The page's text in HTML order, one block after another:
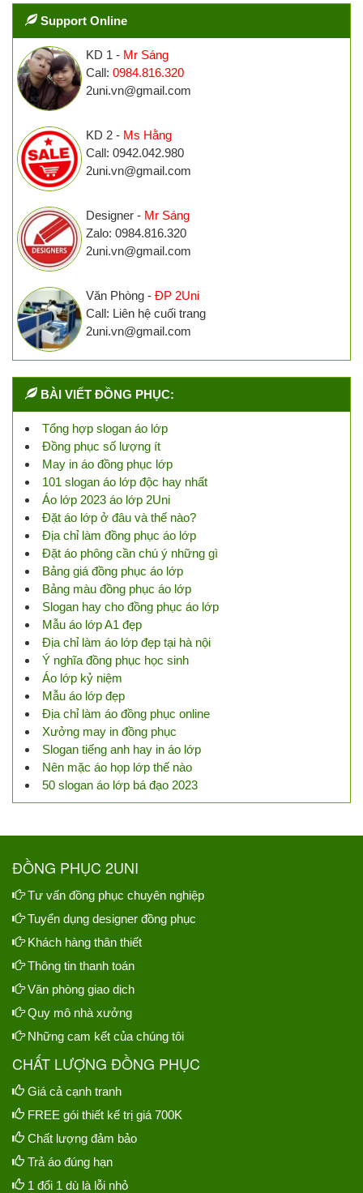
Support Online
KD 1 - Mr Sáng
Call: 0984.816.320
2uni.vn@gmail.com
KD 2 - Ms Hằng
Call: 0942.042.980
2uni.vn@gmail.com
Designer - Mr Sáng
Zalo: 0984.816.320
2uni.vn@gmail.com
Văn Phòng - ĐP 2Uni
Call: Liên hệ cuối trang
2uni.vn@gmail.com
BÀI VIẾT ĐỒNG PHỤC:
Tổng hợp slogan áo lớp
Đồng phục số lượng ít
May in áo đồng phục lớp
101 slogan áo lớp độc hay nhất
Áo lớp 2023 áo lớp 2Uni
Đặt áo lớp ở đâu và thế nào?
Địa chỉ làm đồng phục áo lớp
Đặt áo phông cần chú ý những gì
Bảng giá đồng phục áo lớp
Bảng màu đồng phục áo lớp
Slogan hay cho đồng phục áo lớp
Mẫu áo lớp A1 đẹp
Địa chỉ làm áo lớp đẹp tại hà nội
Ý nghĩa đồng phục học sinh
Áo lớp kỷ niệm
Mẫu áo lớp đẹp
Địa chỉ làm áo đồng phục online
Xưởng may in đồng phục
Slogan tiếng anh hay in áo lớp
Nên mặc áo họp lớp thế nào
50 slogan áo lớp bá đạo 2023
ĐỒNG PHỤC 2UNI
Tư vấn đồng phục chuyên nghiệp
Tuyển dụng designer đồng phục
Khách hàng thân thiết
Thông tin thanh toán
Văn phòng giao dịch
Quy mô nhà xưởng
Những cam kết của chúng tôi
CHẤT LƯỢNG ĐỒNG PHỤC
Giá cả cạnh tranh
FREE gói thiết kế trị giá 700K
Chất lượng đảm bảo
Trả áo đúng hạn
1 đổi 1 dù là lỗi nhỏ